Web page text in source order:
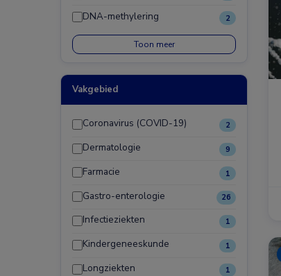
DNA-methylering 2
Toon meer
Vakgebied
Coronavirus (COVID-19) 2
Dermatologie 9
Farmacie 1
Gastro-enterologie 26
Infectieziekten 1
Kindergeneeskunde 1
Longziekten 1